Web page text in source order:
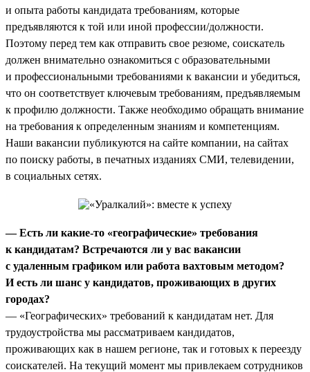
и опыта работы кандидата требованиям, которые
предъявляются к той или иной профессии/должности.
Поэтому перед тем как отправить свое резюме, соискатель
должен внимательно ознакомиться с образовательными
и профессиональными требованиями к вакансии и убедиться,
что он соответствует ключевым требованиям, предъявляемым
к профилю должности. Также необходимо обращать внимание
на требования к определенным знаниям и компетенциям.
Наши вакансии публикуются на сайте компании, на сайтах
по поиску работы, в печатных изданиях СМИ, телевидении,
в социальных сетях.
— Есть ли какие-то «географические» требования
к кандидатам? Встречаются ли у вас вакансии
с удаленным графиком или работа вахтовым методом?
И есть ли шанс у кандидатов, проживающих в других
городах?
— «Географических» требований к кандидатам нет. Для
трудоустройства мы рассматриваем кандидатов,
проживающих как в нашем регионе, так и готовых к переезду
соискателей. На текущий момент мы привлекаем сотрудников